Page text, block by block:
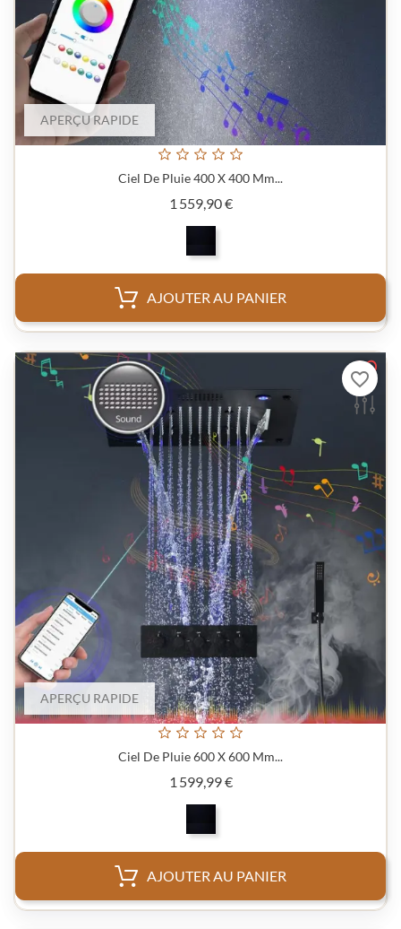
APERÇU RAPIDE
Ciel De Pluie 400 X 400 Mm...
1 559,90 €Prix
AJOUTER AU PANIER
APERÇU RAPIDE
Ciel De Pluie 600 X 600 Mm...
1 599,99 €Prix
AJOUTER AU PANIER
favorite_border